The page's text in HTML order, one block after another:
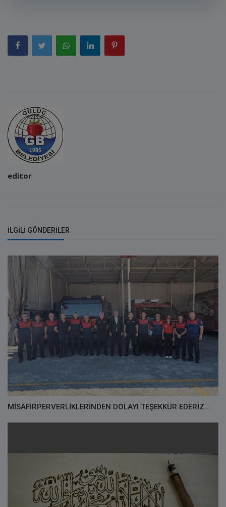
editor
İLGILI GÖNDERILER
MİSAFİRPERVERLİKLERİNDEN DOLAYI TEŞEKKÜR EDERİZ...